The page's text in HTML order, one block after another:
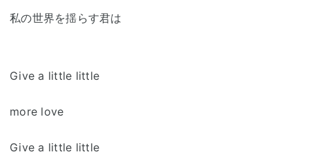
私の世界を揺らす君は
Give a little little
more love
Give a little little